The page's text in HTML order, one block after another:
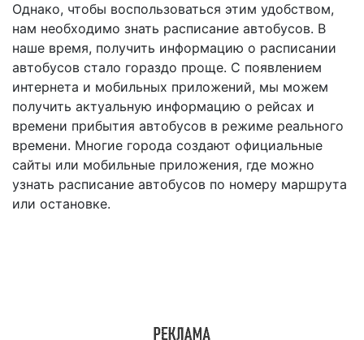
Однако, чтобы воспользоваться этим удобством,
нам необходимо знать расписание автобусов. В
наше время, получить информацию о расписании
автобусов стало гораздо проще. С появлением
интернета и мобильных приложений, мы можем
получить актуальную информацию о рейсах и
времени прибытия автобусов в режиме реального
времени. Многие города создают официальные
сайты или мобильные приложения, где можно
узнать расписание автобусов по номеру маршрута
или остановке.